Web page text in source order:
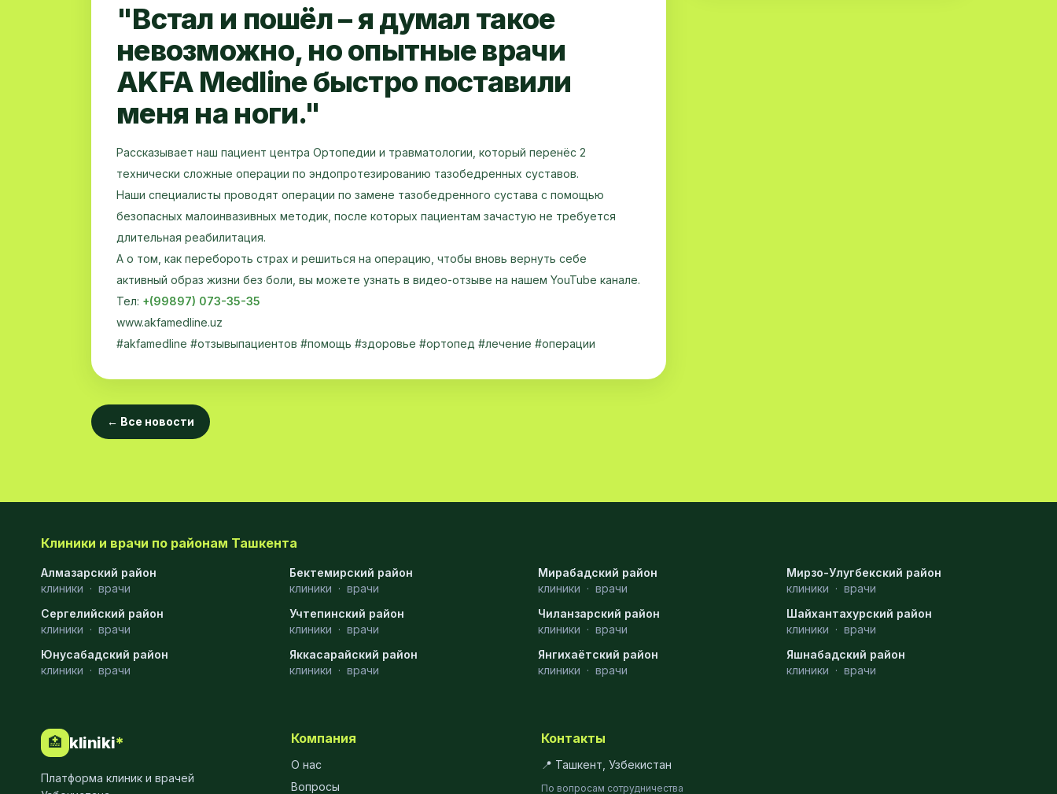
"Встал и пошёл – я думал такое
невозможно, но опытные врачи
AKFA Medline быстро поставили
меня на ноги."
Рассказывает наш пациент центра Ортопедии и травматологии, который перенёс 2
технически сложные операции по эндопротезированию тазобедренных суставов.
Наши специалисты проводят операции по замене тазобедренного сустава с помощью
безопасных малоинвазивных методик, после которых пациентам зачастую не требуется
длительная реабилитация.
А о том, как перебороть страх и решиться на операцию, чтобы вновь вернуть себе
активный образ жизни без боли, вы можете узнать в видео-отзыве на нашем YouTube канале.
Тел: +(99897) 073-35-35
www.akfamedline.uz
#akfamedline #отзывыпациентов #помощь #здоровье #ортопед #лечение #операции
← Все новости
Клиники и врачи по районам Ташкента
Алмазарский район
клиники · врачи
Бектемирский район
клиники · врачи
Мирабадский район
клиники · врачи
Мирзо-Улугбекский район
клиники · врачи
Сергелийский район
клиники · врачи
Учтепинский район
клиники · врачи
Чиланзарский район
клиники · врачи
Шайхантахурский район
клиники · врачи
Юнусабадский район
клиники · врачи
Яккасарайский район
клиники · врачи
Янгихаётский район
клиники · врачи
Яшнабадский район
клиники · врачи
🏥 kliniki*
Платформа клиник и врачей
Компания
О нас
Вопросы
Контакты
📍 Ташкент, Узбекистан
По вопросам сотрудничества